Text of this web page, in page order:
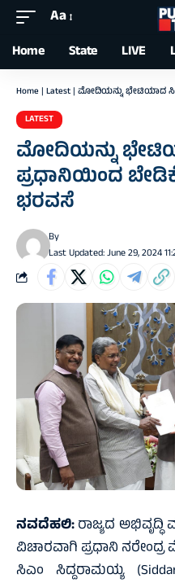
Font
Resizer
Aa
Home State LIVE
Home | Latest | ಮೋದಿಯನ್ನು ಭೇಟಿಯಾದ ಸಿಎಂ,
LATEST
ಮೋದಿಯನ್ನು
ಪ್ರಧಾನಿಯಿಂದ
ಭರವಸೆ
Last Updated: June 29, 2024
By
ನವದೆಹಲಿ:ರಾಜ್ಯದ
ವಿಚಾರವಾಗಿ ಪ್ರಧಾನಿ
ಸಿಎಂ ಸಿದ್ದರಾಮಯ್ಯ